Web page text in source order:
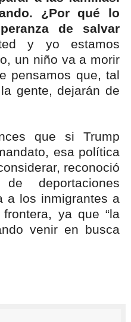
¿Por qué lo
de salvar
y yo estamos
un niño va a morir
pensamos que, tal
gente, dejarán de
que si Trump
esa política
reconoció
deportaciones
a los inmigrantes a
ya que “la
venir en busca